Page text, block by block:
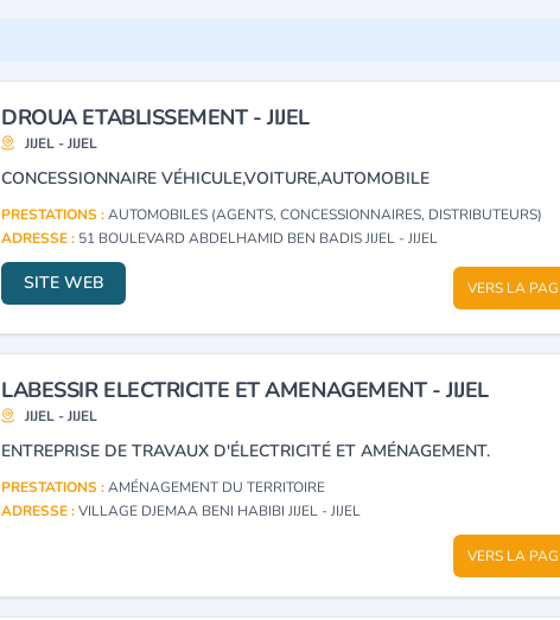
DROUA ETABLISSEMENT - JIJEL
JIJEL - JIJEL
CONCESSIONNAIRE VÉHICULE,VOITURE,AUTOMOBILE
PRESTATIONS :AUTOMOBILES (AGENTS, CONCESSIONNAIRES, DISTRIBUTEURS)
ADRESSE : 51 BOULEVARD ABDELHAMID BEN BADIS JIJEL - JIJEL
SITE WEB VERS LA
LABESSIR ELECTRICITE ET AMENAGEMENT - JIJEL
JIJEL - JIJEL
ENTREPRISE DE TRAVAUX D'ÉLECTRICITÉ ET AMÉNAGEMENT.
PRESTATIONS :AMÉNAGEMENT DU TERRITOIRE
ADRESSE :VILLAGE DJEMAA BENI HABIBI JIJEL - JIJEL
VERS LA